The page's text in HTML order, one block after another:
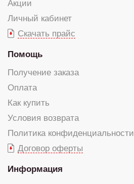
Акции
Личный кабинет
Скачать прайс
Помощь
Получение заказа
Оплата
Как купить
Условия возврата
Политика конфиденциальности
Договор оферты
Информация